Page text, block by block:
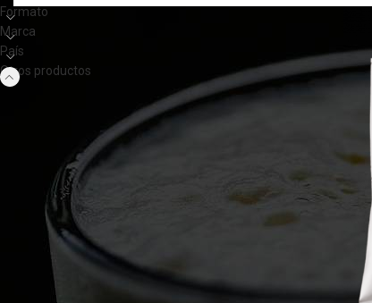
Formato
Marca
País
Otros productos